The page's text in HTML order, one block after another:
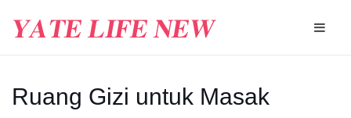
Ruang Gizi untuk Masak